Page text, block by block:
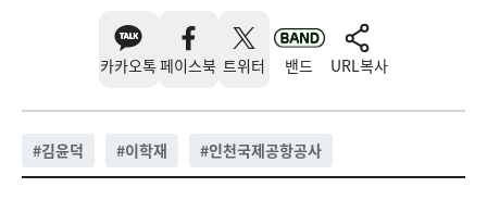
카카오톡 페이스북 트위터 밴드 URL복사
#김윤덕 #이학재 #인천국제공항공사